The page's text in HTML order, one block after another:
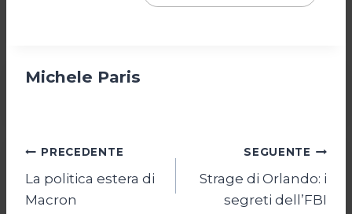
Michele Paris
Navigazione
articoli
PRECEDENTE
La politica estera di
Macron
SEGUENTE
Strage di Orlando: i
segreti dell’FBI